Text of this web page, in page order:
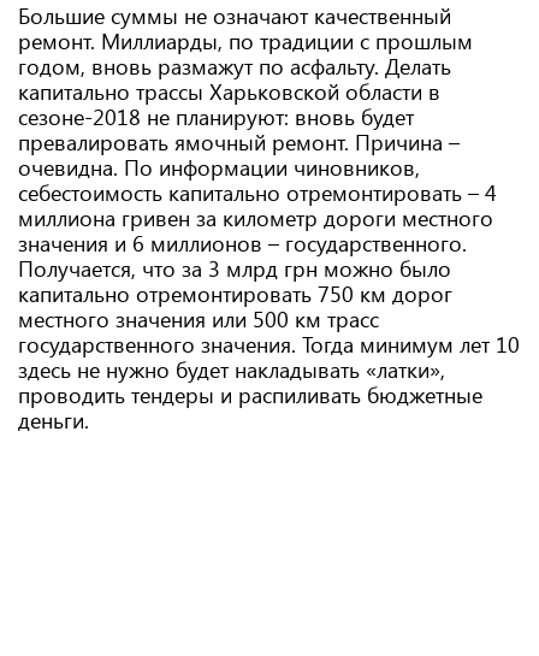
Большие суммы не означают качественный
ремонт. Миллиарды, по традиции с прошлым
годом, вновь размажут по асфальту. Делать
капитально трассы Харьковской области в
сезоне-2018 не планируют: вновь будет
превалировать ямочный ремонт. Причина –
очевидна. По информации чиновников,
себестоимость капитально отремонтировать – 4
миллиона гривен за километр дороги местного
значения и 6 миллионов – государственного.
Получается, что за 3 млрд грн можно было
капитально отремонтировать 750 км дорог
местного значения или 500 км трасс
государственного значения. Тогда минимум лет 10
здесь не нужно будет накладывать «латки»,
проводить тендеры и распиливать бюджетные
деньги.